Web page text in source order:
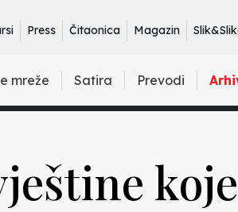
Press Čitaonica Magazin
mreže Satira Prevodi
koje